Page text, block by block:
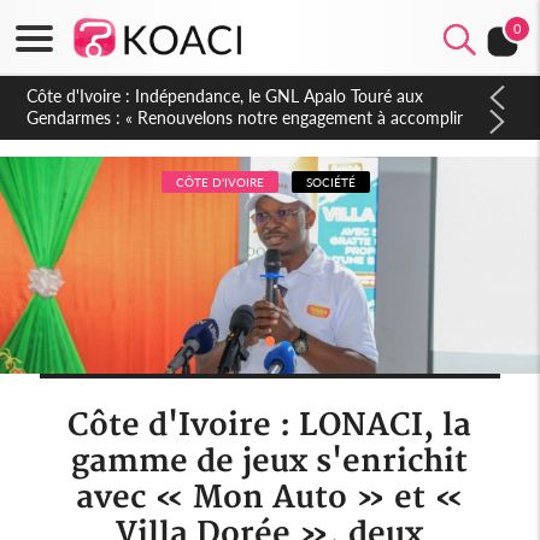
0
Sierra Leone : Un projet de réforme constitutionnelle en
gestation, points clés des amendements, un exclu d'avance
CÔTE D'IVOIRE SOCIÉTÉ
Côte d'Ivoire : LONACI, la
gamme de jeux s'enrichit
avec « Mon Auto » et «